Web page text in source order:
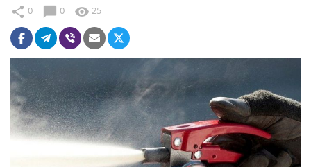
share 0 chat_bubble 0 visibility 25